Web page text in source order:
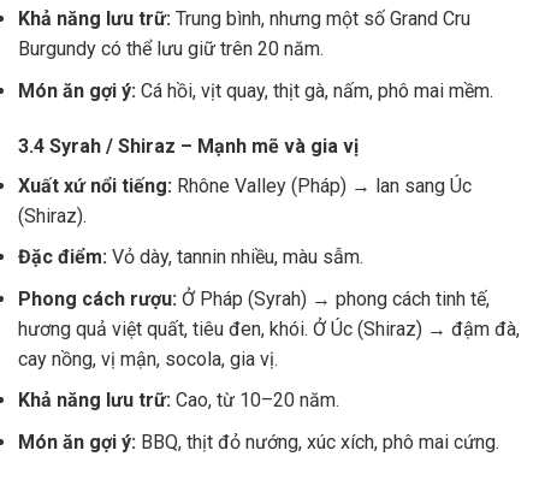
Khả năng lưu trữ: Trung bình, nhưng một số Grand Cru
Burgundy có thể lưu giữ trên 20 năm.
Món ăn gợi ý: Cá hồi, vịt quay, thịt gà, nấm, phô mai mềm.
3.4 Syrah / Shiraz – Mạnh mẽ và gia vị
Xuất xứ nổi tiếng: Rhône Valley (Pháp) → lan sang Úc
(Shiraz).
Đặc điểm: Vỏ dày, tannin nhiều, màu sẫm.
Phong cách rượu: Ở Pháp (Syrah) → phong cách tinh tế,
hương quả việt quất, tiêu đen, khói. Ở Úc (Shiraz) → đậm đà,
cay nồng, vị mận, socola, gia vị.
Khả năng lưu trữ: Cao, từ 10–20 năm.
Món ăn gợi ý: BBQ, thịt đỏ nướng, xúc xích, phô mai cứng.